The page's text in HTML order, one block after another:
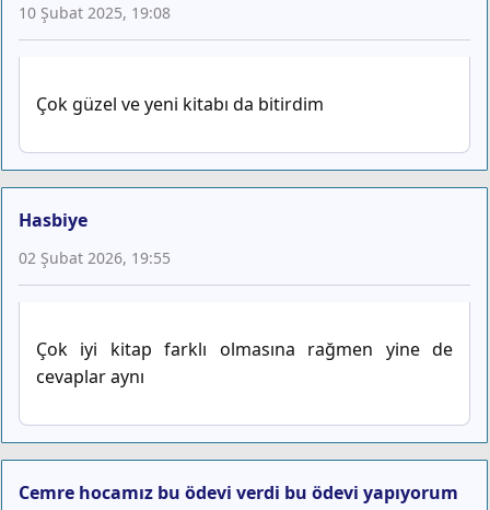
10 Şubat 2025, 19:08
Çok güzel ve yeni kitabı da bitirdim
Hasbiye
02 Şubat 2026, 19:55
Çok iyi kitap farklı olmasına rağmen yine de
cevaplar aynı
Cemre hocamız bu ödevi verdi bu ödevi yapıyorum